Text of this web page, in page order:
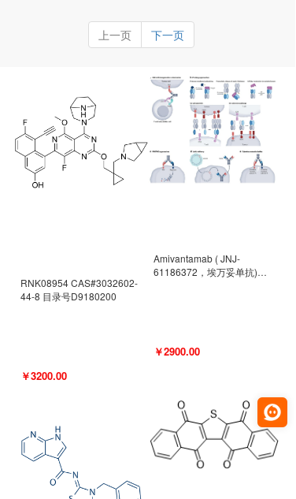
靶点药理机制的金标准化学探
针。
上一页 下一页
RNK08954 CAS#3032602-
44-8 目录号D9180200
￥3200.00
Amivantamab ( JNJ-
61186372，埃万妥单抗)
￥2900.00